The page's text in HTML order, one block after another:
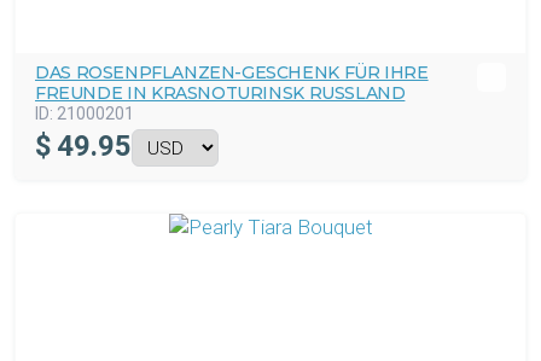
DAS ROSENPFLANZEN-GESCHENK FÜR IHRE
FREUNDE IN KRASNOTURINSK RUSSLAND
ID: 21000201
$ 49.95